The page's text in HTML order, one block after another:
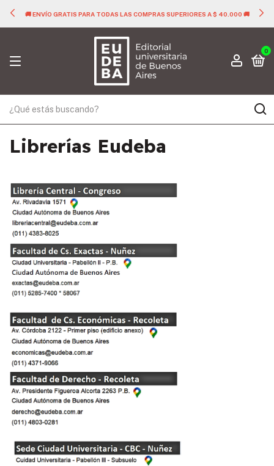
🚚 ENVÍO GRATIS PARA TODAS LAS COMPRAS SUPERIORES A $ 40.000 🚚
0
Librerías Eudeba